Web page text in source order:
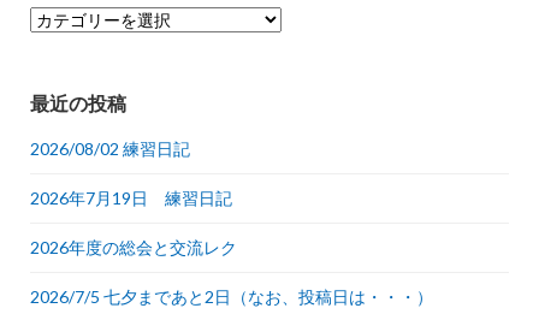
カ
リ
ー
最近の投稿
2026/08/02 練習日記
2026年7月19日 練習日記
2026年度の総会と交流レク
2026/7/5 七夕まであと2日（なお、投稿日は・・・）